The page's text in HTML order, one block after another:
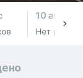
10 авг., пн
Нет рейсов